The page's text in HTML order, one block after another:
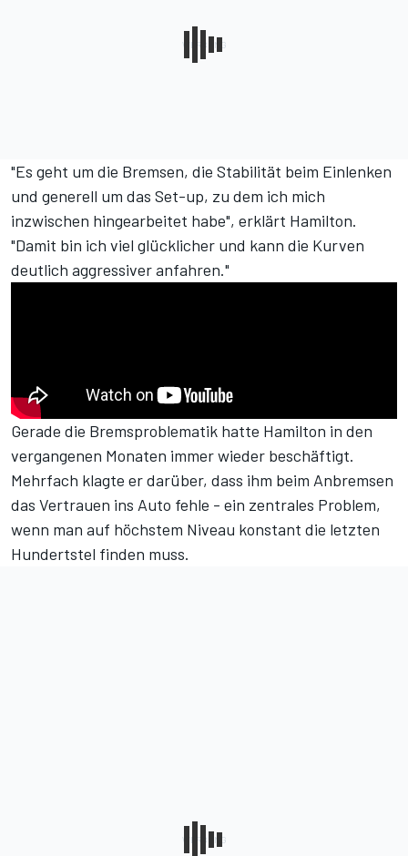
"Es geht um die Bremsen, die Stabilität beim Einlenken
und generell um das Set-up, zu dem ich mich
inzwischen hingearbeitet habe", erklärt Hamilton.
"Damit bin ich viel glücklicher und kann die Kurven
deutlich aggressiver anfahren."
Gerade die Bremsproblematik hatte Hamilton in den
vergangenen Monaten immer wieder beschäftigt.
Mehrfach klagte er darüber, dass ihm beim Anbremsen
das Vertrauen ins Auto fehle - ein zentrales Problem,
wenn man auf höchstem Niveau konstant die letzten
Hundertstel finden muss.